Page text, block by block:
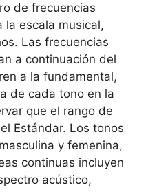
de frecuencias
la escala musical,
Las frecuencias
a continuación del
a la fundamental,
de cada tono en la
que el rango de
Estándar. Los tonos
y femenina,
continuas incluyen
acústico,